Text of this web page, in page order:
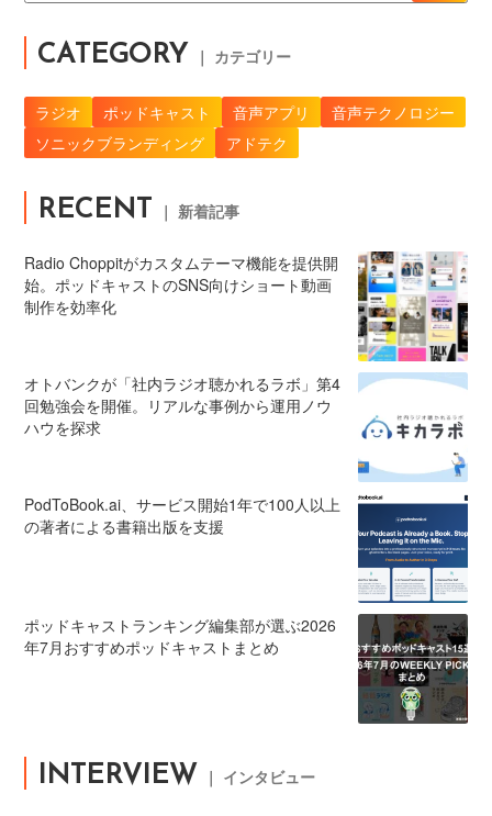
CATEGORY ｜ カテゴリー
ラジオ ポッドキャスト 音声アプリ
音声テクノロジー
ソニックブランディング
アドテク
RECENT ｜ 新着記事
Radio Choppitがカスタムテーマ機能を提供開
始。ポッドキャストのSNS向けショート動画
制作を効率化
オトバンクが「社内ラジオ聴かれるラボ」第4
回勉強会を開催。リアルな事例から運用ノウ
ハウを探求
PodToBook.ai、サービス開始1年で100人以上
の著者による書籍出版を支援
ポッドキャストランキング編集部が選ぶ2026
年7月おすすめポッドキャストまとめ
INTERVIEW ｜ インタビュー